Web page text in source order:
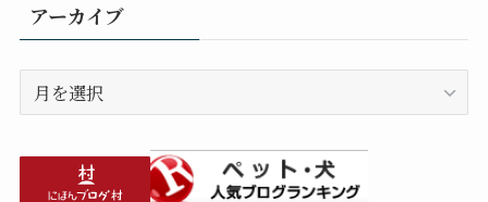
アーカイブ
ー
イ